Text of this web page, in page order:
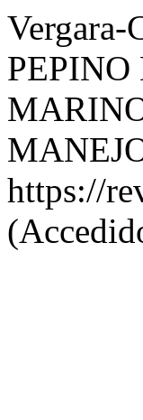
PEPINO
https://